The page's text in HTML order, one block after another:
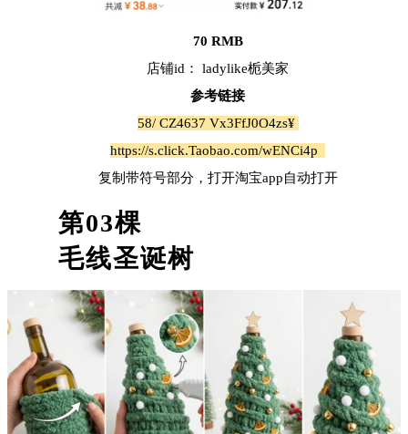
70 RMB
店铺id： ladylike栀美家
参考链接
58/ CZ4637 Vx3FfJ0O4zs¥
https://s.click.Taobao.com/wENCi4p
复制带符号部分，打开淘宝app自动打开
第03棵
毛线圣诞树